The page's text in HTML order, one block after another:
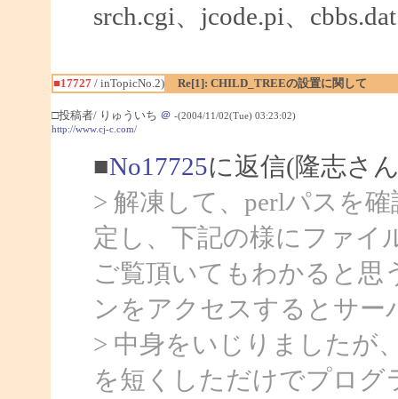
srch.cgi、jcode.pi、cbbs.dat
■17727/ inTopicNo.2) Re[1]: CHILD_TREEの設置に関して
□投稿者/ りゅういち ＠ -(2004/11/02(Tue) 03:23:02)
http://www.cj-c.com/
■No17725に返信(隆志さ
> 解凍して、perlパスを
定し、下記の様にファイ
ご覧頂いてもわかると
ンをアクセスするとサー
> 中身をいじりましたが
を短くしただけでプロ